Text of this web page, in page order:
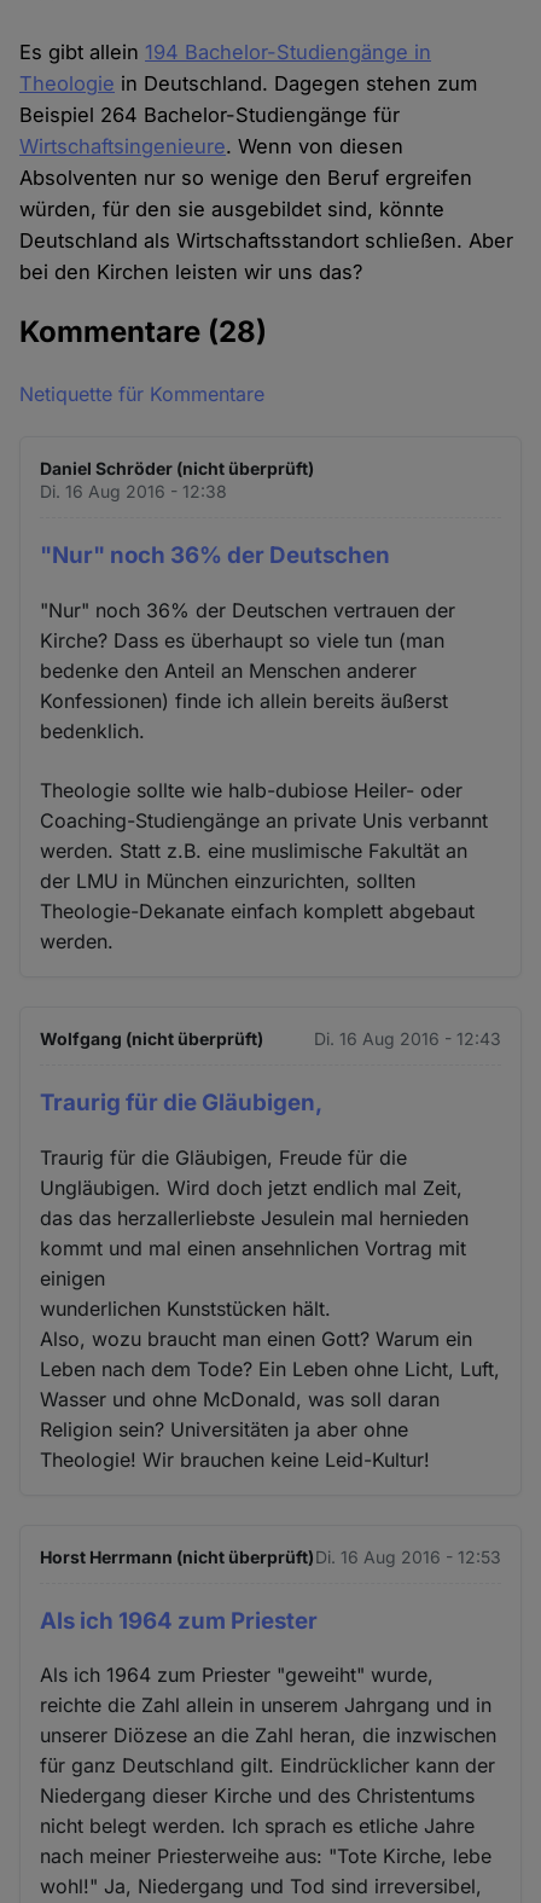
Es gibt allein 194 Bachelor-Studiengänge in
Theologie in Deutschland. Dagegen stehen zum
Beispiel 264 Bachelor-Studiengänge für
Wirtschaftsingenieure. Wenn von diesen
Absolventen nur so wenige den Beruf ergreifen
würden, für den sie ausgebildet sind, könnte
Deutschland als Wirtschaftsstandort schließen. Aber
bei den Kirchen leisten wir uns das?
Kommentare (28)
Netiquette für Kommentare
Daniel Schröder (nicht überprüft)
Di. 16 Aug 2016 - 12:38
"Nur" noch 36% der Deutschen
"Nur" noch 36% der Deutschen vertrauen der
Kirche? Dass es überhaupt so viele tun (man
bedenke den Anteil an Menschen anderer
Konfessionen) finde ich allein bereits äußerst
bedenklich.
Theologie sollte wie halb-dubiose Heiler- oder
Coaching-Studiengänge an private Unis verbannt
werden. Statt z.B. eine muslimische Fakultät an
der LMU in München einzurichten, sollten
Theologie-Dekanate einfach komplett abgebaut
werden.
Wolfgang (nicht überprüft) Di. 16 Aug 2016 - 12:43
Traurig für die Gläubigen,
Traurig für die Gläubigen, Freude für die
Ungläubigen. Wird doch jetzt endlich mal Zeit,
das das herzallerliebste Jesulein mal hernieden
kommt und mal einen ansehnlichen Vortrag mit
einigen
wunderlichen Kunststücken hält.
Also, wozu braucht man einen Gott? Warum ein
Leben nach dem Tode? Ein Leben ohne Licht, Luft,
Wasser und ohne McDonald, was soll daran
Religion sein? Universitäten ja aber ohne
Theologie! Wir brauchen keine Leid-Kultur!
Horst Herrmann (nicht überprüft)Di. 16 Aug 2016 - 12:53
Als ich 1964 zum Priester
Als ich 1964 zum Priester "geweiht" wurde,
reichte die Zahl allein in unserem Jahrgang und in
unserer Diözese an die Zahl heran, die inzwischen
für ganz Deutschland gilt. Eindrücklicher kann der
Niedergang dieser Kirche und des Christentums
nicht belegt werden. Ich sprach es etliche Jahre
nach meiner Priesterweihe aus: "Tote Kirche, lebe
wohl!" Ja, Niedergang und Tod sind irreversibel,